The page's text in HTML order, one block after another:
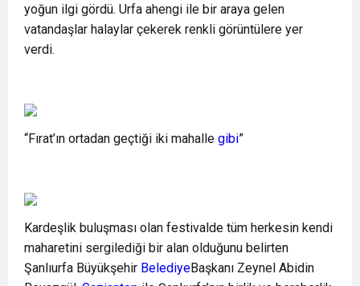
yoğun ilgi gördü. Urfa ahengi ile bir araya gelen
vatandaşlar halaylar çekerek renkli görüntülere yer
verdi.
“Fırat’ın ortadan geçtiği iki mahalle gibi”
Kardeşlik buluşması olan festivalde tüm herkesin kendi
maharetini sergilediği bir alan olduğunu belirten
Şanlıurfa Büyükşehir BelediyeBaşkanı Zeynel Abidin